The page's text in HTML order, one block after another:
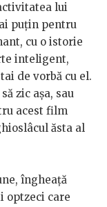
lui
puțin pentru
cu o istorie
inteligent,
de vorbă cu el.
să zic așa, sau
acest film
ăsta al
îngheață
optzeci care